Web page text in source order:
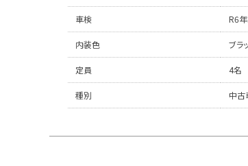
車検 R6
内装色 ブラ
定員 4名
種別 中古